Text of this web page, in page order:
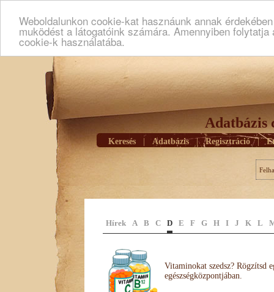
Weboldalunkon cookie-kat hasznáunk annak
muködést a látogatóink számára. Amennyiben
cookie-k használatába.
Adatbázis
Keresés Adatbázis | Regisztráció |
Hírek A B C D E F G H I J K L
Vitaminokat szedsz? Rögzítsd
egészségközpontjában.